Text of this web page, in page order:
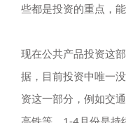
些都是投资的重点，
现在公共产品投资这
据，目前投资中唯一
资这一部分，例如交